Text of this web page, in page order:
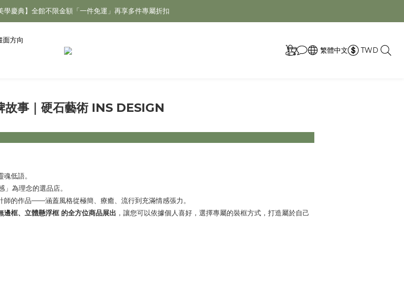
學慶典】全館不限金額「一件免運」再享多件專屬折扣
學慶典】全館不限金額「一件免運」再享多件專屬折扣
學慶典】全館不限金額「一件免運」再享多件專屬折扣
面方向
繁體中文 TWD
故事｜硬石藝術 INS DESIGN
低語。
」為理念的選品店。
的作品——涵蓋風格從極簡、療癒、流行到充滿情感張力。
邊框、立體懸浮框 的全方位商品展出 ，讓您可以依據個人喜好，選擇專屬的裝框方式，打造屬於自己